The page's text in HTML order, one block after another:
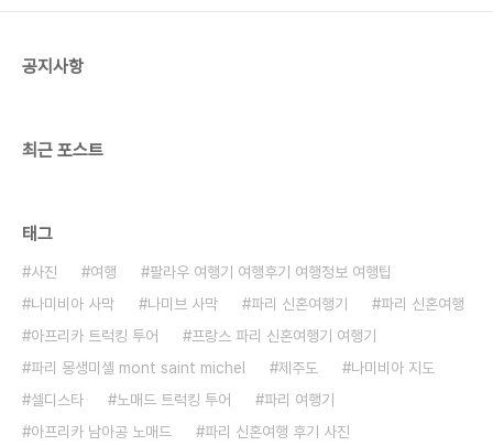
공지사항
최근 포스트
태그
사진 여행
팔라우 여행기 여행후기 여행정보 여행팁
나미비아 사막
나미브 사막 파리 신혼여행기
파리 신혼여행
아프리카 트럭킹 투어
프랑스 파리 신혼여행기 여행기
파리 몽생미셸 mont saint michel
제주도
나미비아 지도
셀디스타
노매드 트럭킹 투어
파리 여행기
아프리카 남아공 노매드
파리 신혼여행 후기 사진